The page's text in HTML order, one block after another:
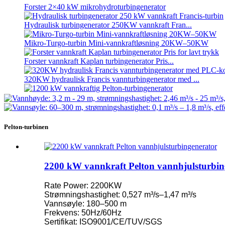
Forster 2×40 kW mikrohydroturbingenerator
Hydraulisk turbingenerator 250KW vannkraft Fran...
Mikro-Turgo-turbin Mini-vannkraftløsning 20KW–50KW
Forster vannkraft Kaplan turbingenerator Pris...
320KW hydraulisk Francis vannturbingenerator med ...
1200 kW vannkraftig Pelton-turbingenerator
20 fot 250 kWh 582 kWh litiumionbatteri i container...
Liten 10 kW 12 kW 15 kW 20 kW mikrohydrokylmotor med
Forster 2×40 kW mikrohydroturbingenerator
Hydraulisk propellturbin 100 kW Kaplan-turbingener...
Pelton-turbinen
2200 kW vannkraft Pelton
Rate Power: 2200KW
Strømningshastighet: 0,527 m³/s–1,47 m³/s
Vannsøyle: 180–500 m
Frekvens: 50Hz/60Hz
Sertifikat: ISO9001/CE/TUV/SGS